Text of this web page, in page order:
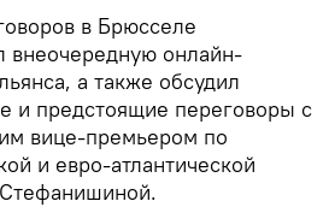
в Брюсселе
внеочередную онлайн-
а также обсудил
и предстоящие переговоры с
вице-премьером по
и евро-атлантической